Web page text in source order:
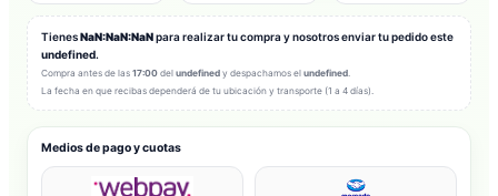
TienesNaN:NaN:NaNpara realizar tu compra y nosotros enviar tu pedido este
undefined.
Compra antes de las 17:00 del undefined y despachamos el undefined.
La fecha en que recibas dependerá de tu ubicación y transporte (1 a 4 días).
Medios de pago y cuotas